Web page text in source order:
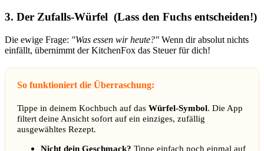
3. Der Zufalls-Würfel (Lass den Fuchs entscheiden!)
Die ewige Frage: "Was essen wir heute?" Wenn dir absolut nichts
einfällt, übernimmt der KitchenFox das Steuer für dich!
So funktioniert die Überraschung:
Tippe in deinem Kochbuch auf das Würfel-Symbol. Die App
filtert deine Ansicht sofort auf ein einziges, zufällig
ausgewähltes Rezept.
Nicht dein Geschmack? Tippe einfach noch einmal auf